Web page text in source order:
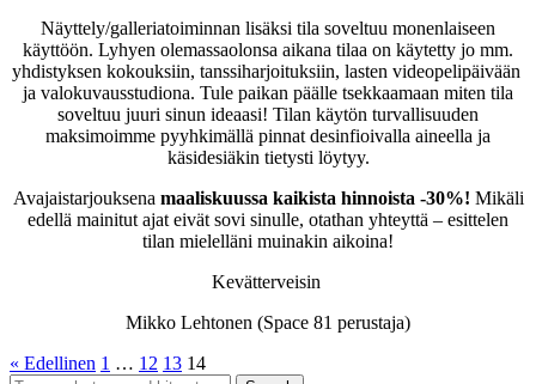
Näyttely/galleriatoiminnan lisäksi tila soveltuu monenlaiseen
käyttöön. Lyhyen olemassaolonsa aikana tilaa on käytetty jo mm.
yhdistyksen kokouksiin, tanssiharjoituksiin, lasten videopelipäivään
ja valokuvausstudiona. Tule paikan päälle tsekkaamaan miten tila
soveltuu juuri sinun ideaasi! Tilan käytön turvallisuuden
maksimoimme pyyhkimällä pinnat desinfioivalla aineella ja
käsidesiäkin tietysti löytyy.
Avajaistarjouksena maaliskuussa kaikista hinnoista -30%! Mikäli
edellä mainitut ajat eivät sovi sinulle, otathan yhteyttä – esittelen
tilan mielelläni muinakin aikoina!
Kevätterveisin
Mikko Lehtonen (Space 81 perustaja)
« Edellinen 1 … 12 13 14